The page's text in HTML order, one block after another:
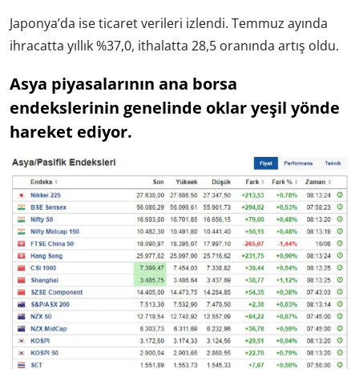
Japonya’da ise ticaret verileri izlendi. Temmuz ayında
ihracatta yıllık %37,0, ithalatta 28,5 oranında artış oldu.
Asya piyasalarının ana borsa
endekslerinin genelinde oklar yeşil yönde
hareket ediyor.